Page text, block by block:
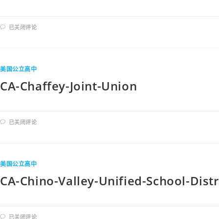
已关闭评论
美国公立高中
CA-Chaffey-Joint-Union
已关闭评论
美国公立高中
CA-Chino-Valley-Unified-School-
已关闭评论